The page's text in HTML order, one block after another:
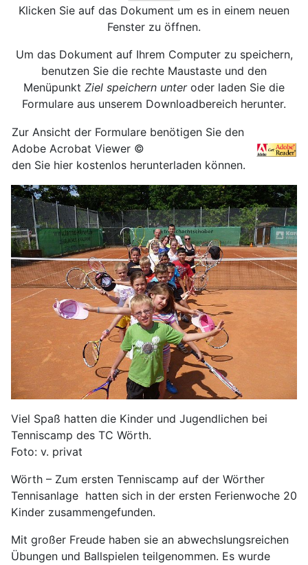
Klicken Sie auf das Dokument um es in einem neuen
Fenster zu öffnen.
Um das Dokument auf Ihrem Computer zu speichern,
benutzen Sie die rechte Maustaste und den
Menüpunkt Ziel speichern unteroder laden Sie die
Formulare aus unserem Downloadbereich herunter.
Zur Ansicht der Formulare benötigen Sie den
Adobe Acrobat Viewer ©
den Sie hier kostenlos herunterladen können.
Viel Spaß hatten die Kinder und Jugendlichen bei
Tenniscamp des TC Wörth.
Foto: v. privat
Wörth – Zum ersten Tenniscamp auf der Wörther
Tennisanlage hatten sich in der ersten Ferienwoche 20
Kinder zusammengefunden.
Mit großer Freude haben sie an abwechslungsreichen
Übungen und Ballspielen teilgenommen. Es wurde